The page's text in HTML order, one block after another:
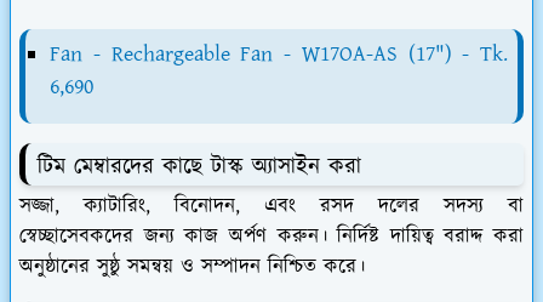
Fan - Rechargeable Fan - W17OA-AS (17") - Tk.
6,690
টিম মেম্বারদের কাছে টাস্ক অ্যাসাইন করা
সজ্জা, ক্যাটারিং, বিনোদন, এবং রসদ দলের সদস্য বা
স্বেচ্ছাসেবকদের জন্য কাজ অর্পণ করুন। নির্দিষ্ট দায়িত্ব বরাদ্দ করা
অনুষ্ঠানের সুষ্ঠু সমন্বয় ও সম্পাদন নিশ্চিত করে।